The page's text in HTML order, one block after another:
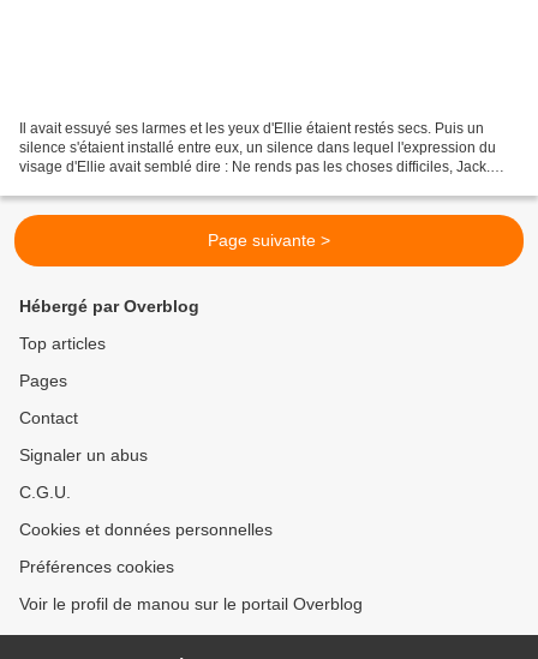
Il avait essuyé ses larmes et les yeux d'Ellie étaient restés secs. Puis un
silence s'étaient installé entre eux, un silence dans lequel l'expression du
visage d'Ellie avait semblé dire : Ne rends pas les choses difficiles, Jack.
Page suivante >
Hébergé par Overblog
Top articles
Pages
Contact
Signaler un abus
C.G.U.
Cookies et données personnelles
Préférences cookies
Voir le profil de manou sur le portail Overblog